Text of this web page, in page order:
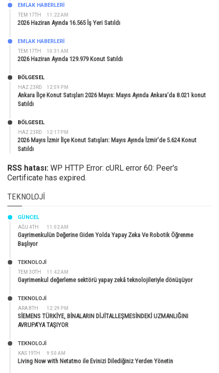
TEM 17TH 11:22 AM
EMLAK HABERLERI
2026 Haziran Ayında 16.565 İş Yeri Satıldı
TEM 17TH 10:31 AM
EMLAK HABERLERI
2026 Haziran Ayında 129.979 Konut Satıldı
HAZ 23RD 12:59 PM
BÖLGESEL
Ankara İlçe Konut Satışları 2026 Mayıs: Mayıs Ayında Ankara’da 8.021 konut
Satıldı
HAZ 23RD 12:17 PM
BÖLGESEL
2026 Mayıs İzmir İlçe Konut Satışları: Mayıs Ayında İzmir’de 5.624 Konut
Satıldı
RSS hatası: WP HTTP Error: cURL error 60: Peer's
Certificate has expired.
TEKNOLOJI
AĞU 4TH 11:02 AM
GÜNCEL
Gayrimenkulün Değerine Giden Yolda Yapay Zeka Ve Robotik Öğrenme
Başlıyor
TEM 30TH 11:42 AM
TEKNOLOJİ
Gayrimenkul değerleme sektörü yapay zekâ teknolojileriyle dönüşüyor
ARA 8TH 12:29 PM
TEKNOLOJİ
SİEMENS TÜRKİYE, BİNALARIN DİJİTALLEŞMESİNDEKİ UZMANLIĞINI
AVRUPA’YA TAŞIYOR
KAS 19TH 9:50 AM
TEKNOLOJİ
Living Now with Netatmo ile Evinizi Dilediğiniz Yerden Yönetin